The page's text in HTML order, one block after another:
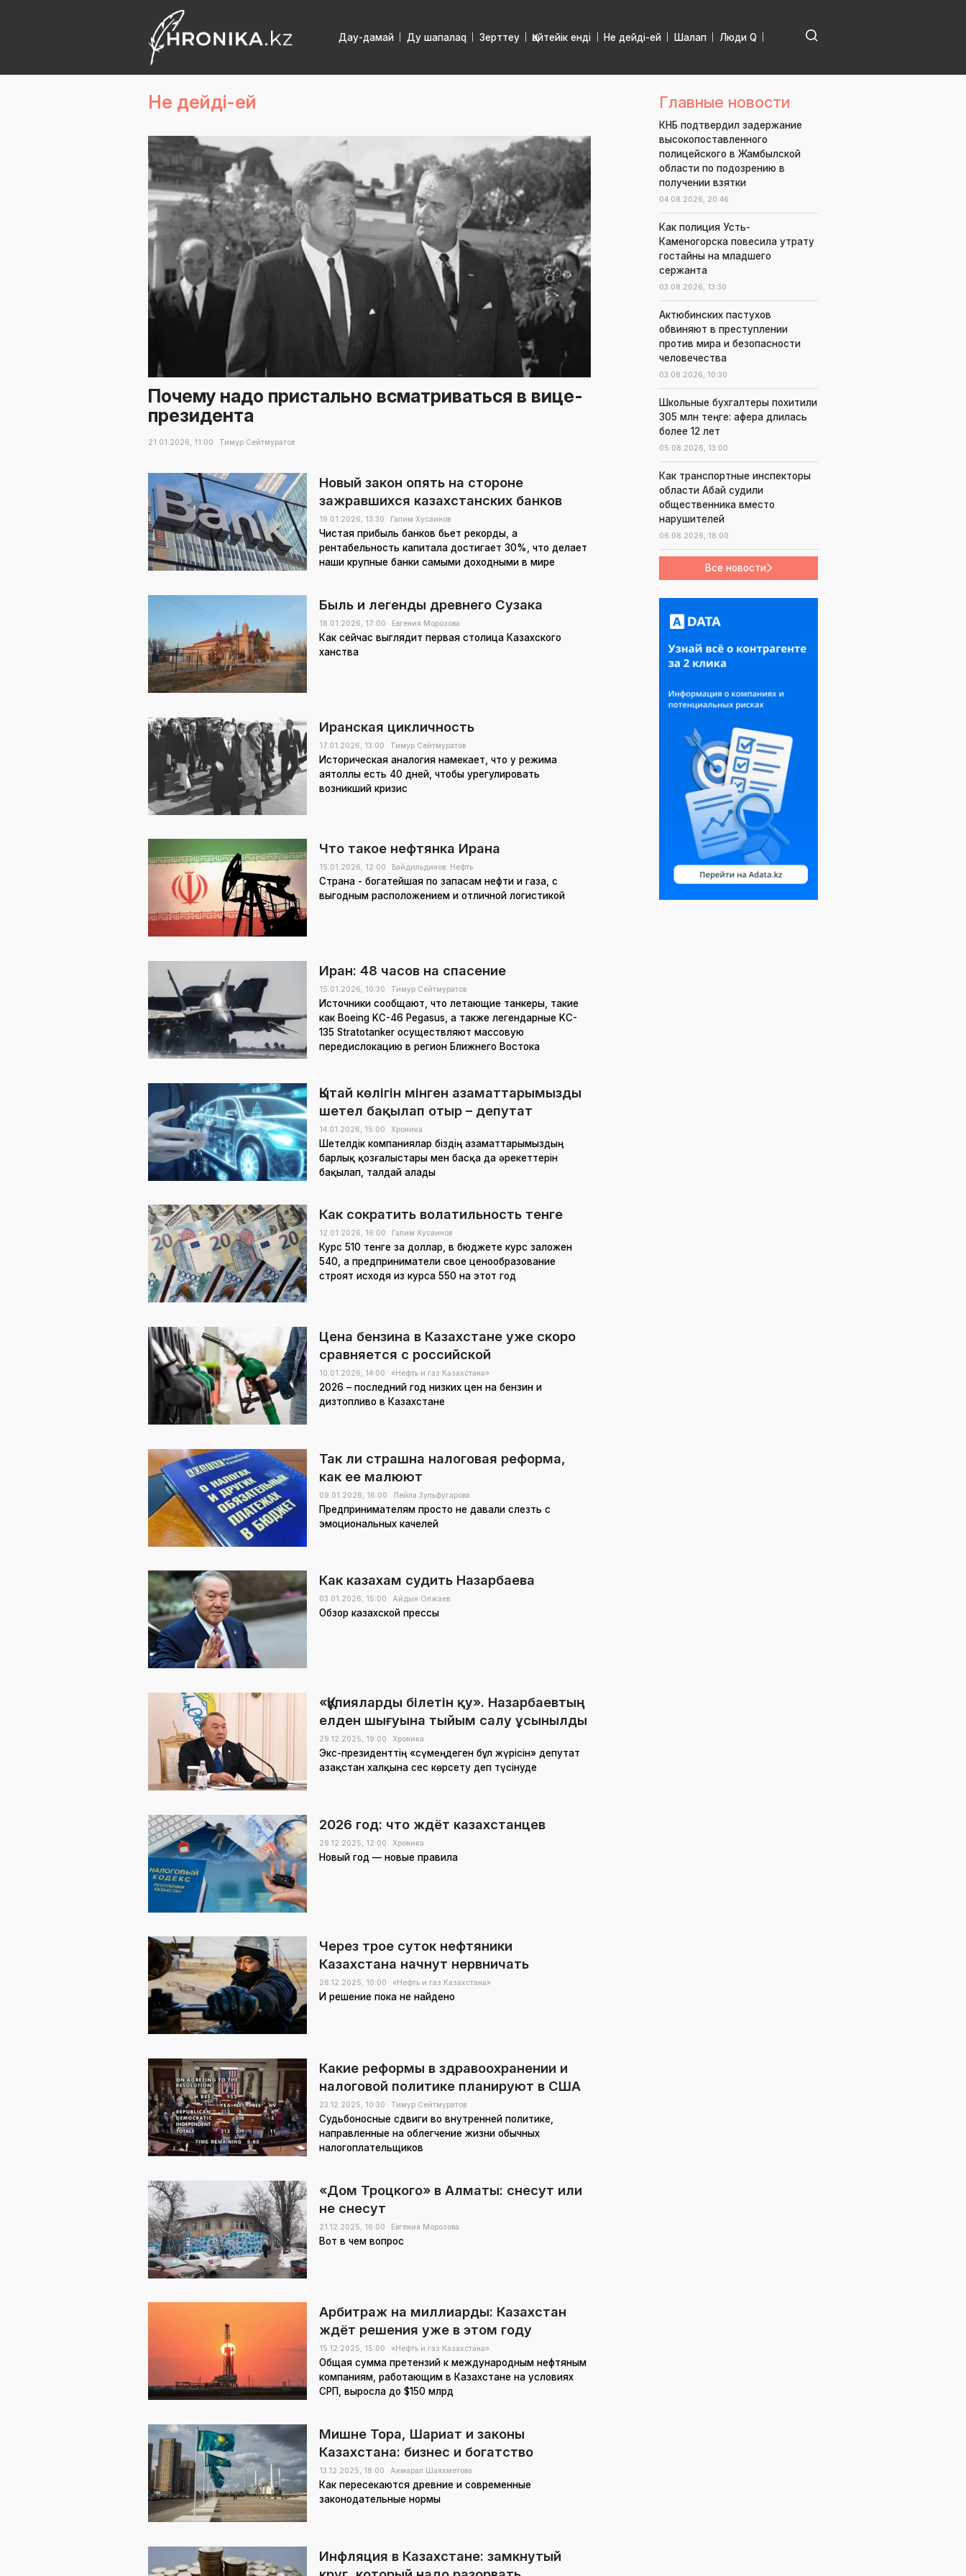
Дау-дамай Ду шапалаq Зерттеу Қайтейік енді Не дейді-ей Шалап Люди Q
Не дейді-ей
Почему надо пристально всматриваться в вице-
президента
21.01.2026, 11:00 Тимур Сейтмуратов
Новый закон опять на стороне
зажравшихся казахстанских банков
19.01.2026, 13:30 Галим Хусаинов
Чистая прибыль банков бьет рекорды, а
рентабельность капитала достигает 30%, что делает
наши крупные банки самыми доходными в мире
Быль и легенды древнего Сузака
18.01.2026, 17:00 Евгения Морозова
Как сейчас выглядит первая столица Казахского
ханства
Иранская цикличность
17.01.2026, 13:00 Тимур Сейтмуратов
Историческая аналогия намекает, что у режима
аятоллы есть 40 дней, чтобы урегулировать
возникший кризис
Что такое нефтянка Ирана
15.01.2026, 12:00 Байдильдинов. Нефть
Страна - богатейшая по запасам нефти и газа, с
выгодным расположением и отличной логистикой
Иран: 48 часов на спасение
15.01.2026, 10:30 Тимур Сейтмуратов
Источники сообщают, что летающие танкеры, такие
как Boeing KC-46 Pegasus, а также легендарные KC-
135 Stratotanker осуществляют массовую
передислокацию в регион Ближнего Востока
Қытай көлігін мінген азаматтарымызды
шетел бақылап отыр – депутат
14.01.2026, 15:00 Хроника
Шетелдік компаниялар біздің азаматтарымыздың
барлық қозғалыстары мен басқа да әрекеттерін
бақылап, талдай алады
Как сократить волатильность тенге
12.01.2026, 16:00 Галим Хусаинов
Курс 510 тенге за доллар, в бюджете курс заложен
540, а предприниматели свое ценообразование
строят исходя из курса 550 на этот год
Цена бензина в Казахстане уже скоро
сравняется с российской
10.01.2026, 14:00 «Нефть и газ Казахстана»
2026 – последний год низких цен на бензин и
дизтопливо в Казахстане
Так ли страшна налоговая реформа,
как ее малюют
09.01.2026, 16:00 Лейла Зульфугарова
Предпринимателям просто не давали слезть с
эмоциональных качелей
Как казахам судить Назарбаева
03.01.2026, 15:00 Айдын Олжаев
Обзор казахской прессы
«Құпияларды білетін қу». Назарбаевтың
елден шығуына тыйым салу ұсынылды
29.12.2025, 19:00 Хроника
Экс-президенттің «сүмеңдеген бұл жүрісін» депутат
Қазақстан халқына сес көрсету деп түсінуде
2026 год: что ждёт казахстанцев
29.12.2025, 12:00 Хроника
Новый год — новые правила
Через трое суток нефтяники
Казахстана начнут нервничать
28.12.2025, 10:00 «Нефть и газ Казахстана»
И решение пока не найдено
Какие реформы в здравоохранении и
налоговой политике планируют в США
23.12.2025, 10:30 Тимур Сейтмуратов
Судьбоносные сдвиги во внутренней политике,
направленные на облегчение жизни обычных
налогоплательщиков
«Дом Троцкого» в Алматы: снесут или
не снесут
21.12.2025, 16:00 Евгения Морозова
Вот в чем вопрос
Арбитраж на миллиарды: Казахстан
ждёт решения уже в этом году
15.12.2025, 15:00 «Нефть и газ Казахстана»
Общая сумма претензий к международным нефтяным
компаниям, работающим в Казахстане на условиях
СРП, выросла до $150 млрд
Мишне Тора, Шариат и законы
Казахстана: бизнес и богатство
13.12.2025, 18:00 Акмарал Шаяхметова
Как пересекаются древние и современные
законодательные нормы
Инфляция в Казахстане: замкнутый
Главные новости
КНБ подтвердил задержание
высокопоставленного
полицейского в Жамбылской
области по подозрению в
получении взятки
04.08.2026, 20:46
Как полиция Усть-
Каменогорска повесила утрату
гостайны на младшего
сержанта
03.08.2026, 13:30
Актюбинских пастухов
обвиняют в преступлении
против мира и безопасности
человечества
03.08.2026, 10:30
Школьные бухгалтеры похитили
305 млн теңге: афера длилась
более 12 лет
05.08.2026, 13:00
Как транспортные инспекторы
области Абай судили
общественника вместо
нарушителей
06.08.2026, 18:00
Все новости